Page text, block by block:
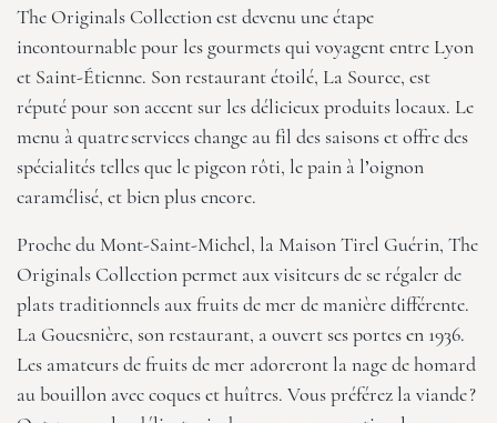
The Originals Collectionest devenu une étape
incontournable pour les gourmets qui voyagent entre Lyon
et Saint-Étienne. Son restaurant étoilé, La Source, est
réputé pour son accent sur les délicieux produits locaux. Le
menu à quatre services change au fil des saisons et offre des
spécialités telles que le pigeon rôti, le pain à l’oignon
caramélisé, et bien plus encore.
Proche du Mont-Saint-Michel, la Maison Tirel Guérin, The
Originals Collectionpermet aux visiteurs de se régaler de
plats traditionnels aux fruits de mer de manière différente.
La Gouesnière, son restaurant, a ouvert ses portes en 1936.
Les amateurs de fruits de mer adoreront la nage de homard
au bouillon avec coques et huîtres. Vous préférez la viande ?